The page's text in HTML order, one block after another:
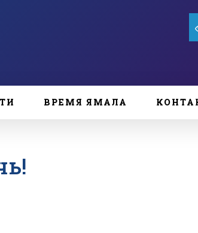
ВРЕМЯ ЯМАЛА